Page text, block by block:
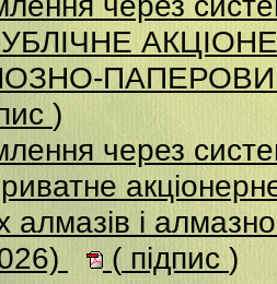
ПАПЕРОВИЙ
)
через
алмазів і
( підпис)